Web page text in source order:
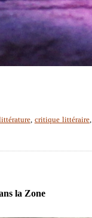
, critique littéraire,
la Zone